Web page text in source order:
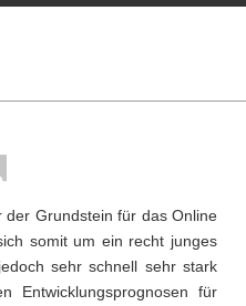
Grundstein für das Online
somit um ein recht junges
sehr schnell sehr stark
Entwicklungsprognosen für